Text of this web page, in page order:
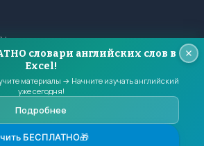
Все права защищены.
словари английских слов в
Excel!
материалы → Начните изучать английский
уже сегодня!
Подробнее
БЕСПЛАТНО🎁